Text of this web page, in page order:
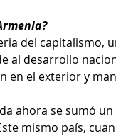
del capitalismo,
al desarrollo
en el exterior y
ahora se sumó
mismo país,